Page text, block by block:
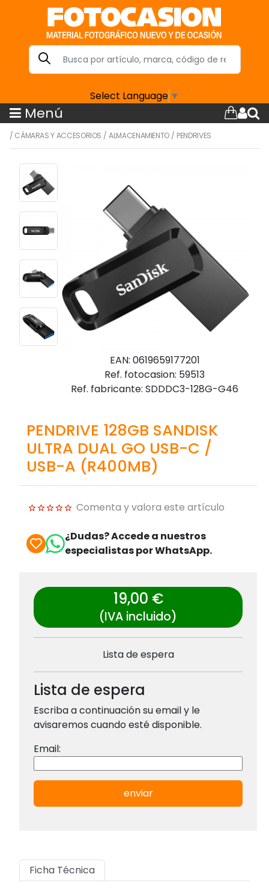
Select Language ▼
Menú
/ CÁMARAS Y ACCESORIOS /ALMACENAMIENTO / PENDRIVES
EAN: 0619659177201
Ref. fotocasion: 59513
Ref. fabricante: SDDDC3-128G-G46
PENDRIVE 128GB SANDISK
ULTRA DUAL GO USB-C /
USB-A (R400MB)
Comenta y valora este artículo
¿Dudas? Accede a nuestros
especialistas por WhatsApp.
19,00 €
(IVA incluido)
Lista de espera
Lista de espera
Escriba a continuación su email y le
avisaremos cuando esté disponible.
Email:
enviar
Ficha Técnica